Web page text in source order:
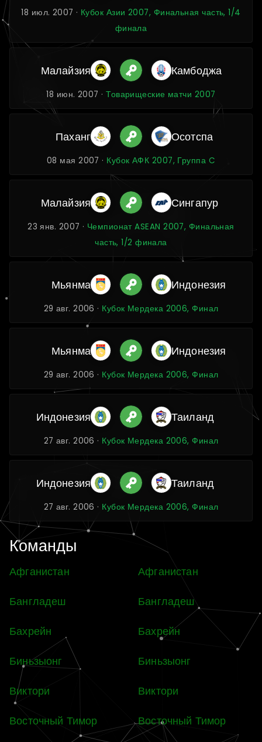
18 июл. 2007 · Кубок Азии 2007, Финальная часть, 1/4
финала
Малайзия Камбоджа
18 июн. 2007 ·Товарищеские матчи 2007
Паханг Осотспа
08 мая 2007 · Кубок АФК 2007, Группа C
Малайзия Сингапур
23 янв. 2007 · Чемпионат ASEAN 2007, Финальная
часть, 1/2 финала
Мьянма Индонезия
29 авг. 2006 · Кубок Мердека 2006, Финал
Мьянма Индонезия
29 авг. 2006 · Кубок Мердека 2006, Финал
Индонезия Таиланд
27 авг. 2006 · Кубок Мердека 2006, Финал
Индонезия Таиланд
27 авг. 2006 · Кубок Мердека 2006, Финал
Команды
Афганистан Афганистан
Бангладеш Бангладеш
Бахрейн Бахрейн
Биньзыонг Биньзыонг
Виктори Виктори
Восточный Тимор Восточный Тимор